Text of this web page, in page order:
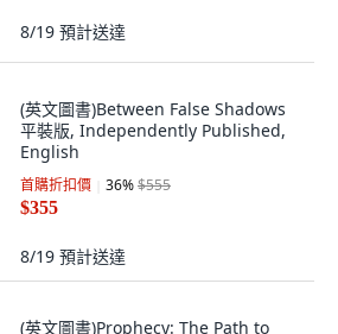
8/19 預計送達
(英文圖書)Between False Shadows
平裝版, Independently Published,
English
首購折扣價 36%$555
$355
8/19 預計送達
(英文圖書)Prophecy: The Path to